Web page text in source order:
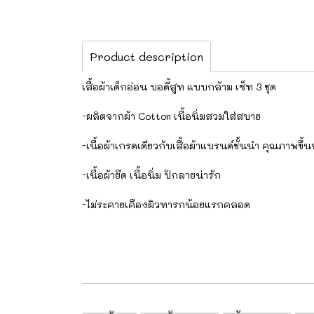
Product description
เสื้อผ้าเด็กอ่อน บอดี้สูท แบบกล้าม เซ็ท 3 ชุด
-ผลิตจากผ้า Cotton เนื้อนิ่มสวมใส่สบาย
-เนื้อผ้าเกรดเดียวกับเสื้อผ้าแบรนด์ชั้นนำ คุณภาพขึ้น
-เนื้อผ้ายืด เนื้อนิ่ม ปักลายน่ารัก
-ไม่ระคายเคืองผิวทารกน้อยแรกคลอด